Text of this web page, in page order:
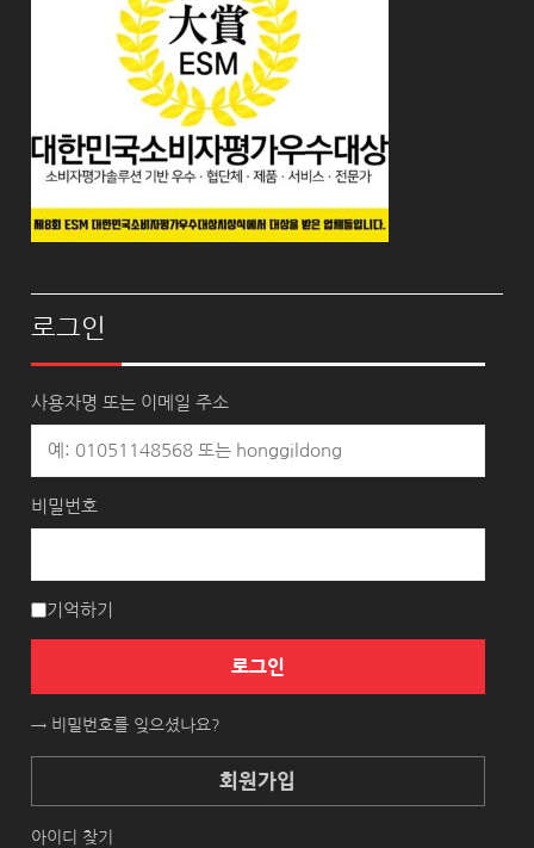
로그인
사용자명 또는 이메일 주소
비밀번호
기억하기
로그인
→ 비밀번호를 잊으셨나요?
회원가입
아이디 찾기